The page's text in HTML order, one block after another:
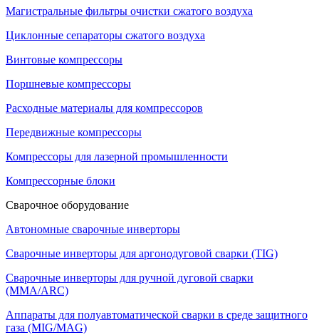
Магистральные фильтры очистки сжатого воздуха
Циклонные сепараторы сжатого воздуха
Винтовые компрессоры
Поршневые компрессоры
Расходные материалы для компрессоров
Передвижные компрессоры
Компрессоры для лазерной промышленности
Компрессорные блоки
Сварочное оборудование
Автономные сварочные инверторы
Сварочные инверторы для аргонодуговой сварки (TIG)
Сварочные инверторы для ручной дуговой сварки
(MMA/ARC)
Аппараты для полуавтоматической сварки в среде защитного
газа (MIG/MAG)